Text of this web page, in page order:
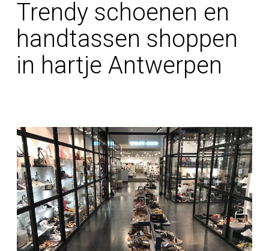
Trendy schoenen en
handtassen shoppen
in hartje Antwerpen